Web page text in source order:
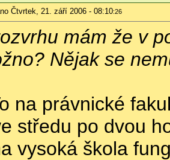
Čtvrtek, 21. září 2006 - 08:10:26
mám že v
Nějak se
na právnické
středu po dvou
vysoká škola